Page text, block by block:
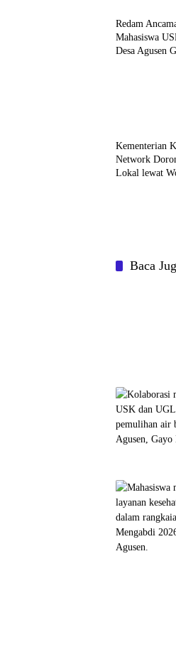
Redam
Mahasiswa
Desa Agusen
Kementerian
Network
Lokal lewat
Baca